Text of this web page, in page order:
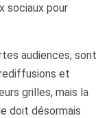
sociaux pour
audiences, sont
et
grilles, mais la
doit désormais